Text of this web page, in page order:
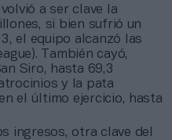
a ser clave la
si bien sufrió un
el equipo alcanzó las
También cayó,
Siro, hasta 69,3
y la pata
el último ejercicio, hasta
ingresos, otra clave del